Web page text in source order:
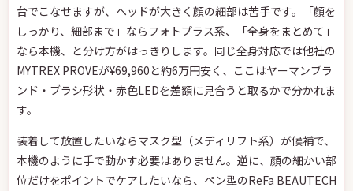
台でこなせますが、ヘッドが大きく顔の細部は苦手です。「顔を
しっかり、細部まで」ならフォトプラス系、「全身をまとめて」
なら本機、と分け方がはっきりします。同じ全身対応では他社の
MYTREX PROVEが¥69,960と約6万円安く、ここはヤーマンブラ
ンド・ブラシ形状・赤色LEDを差額に見合うと取るかで分かれま
す。
装着して放置したいならマスク型（メディリフト系）が候補で、
本機のように手で動かす必要はありません。逆に、顔の細かい部
位だけをポイントでケアしたいなら、ペン型のReFa BEAUTECH